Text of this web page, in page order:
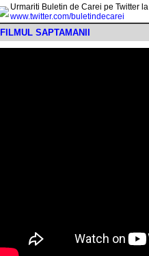
Urmariti Buletin de Carei pe Twitter la
www.twitter.com/buletindecarei
FILMUL SAPTAMANII